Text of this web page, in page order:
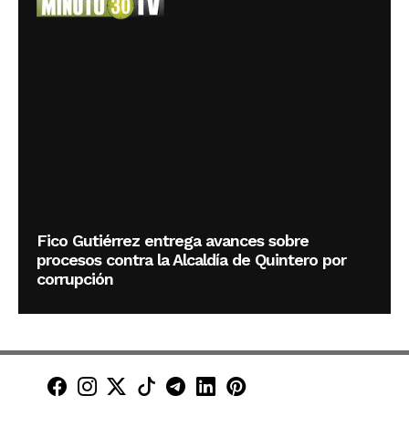
Fico Gutiérrez entrega avances sobre
procesos contra la Alcaldía de Quintero por
corrupción
Minuto30 en Facebook
Minuto30 en Instagram
Minuto30 en X (Twitter)
Minuto30 en TikTok
Canal de Minuto30 en
Minuto30 en LinkedIn
Minuto30 en